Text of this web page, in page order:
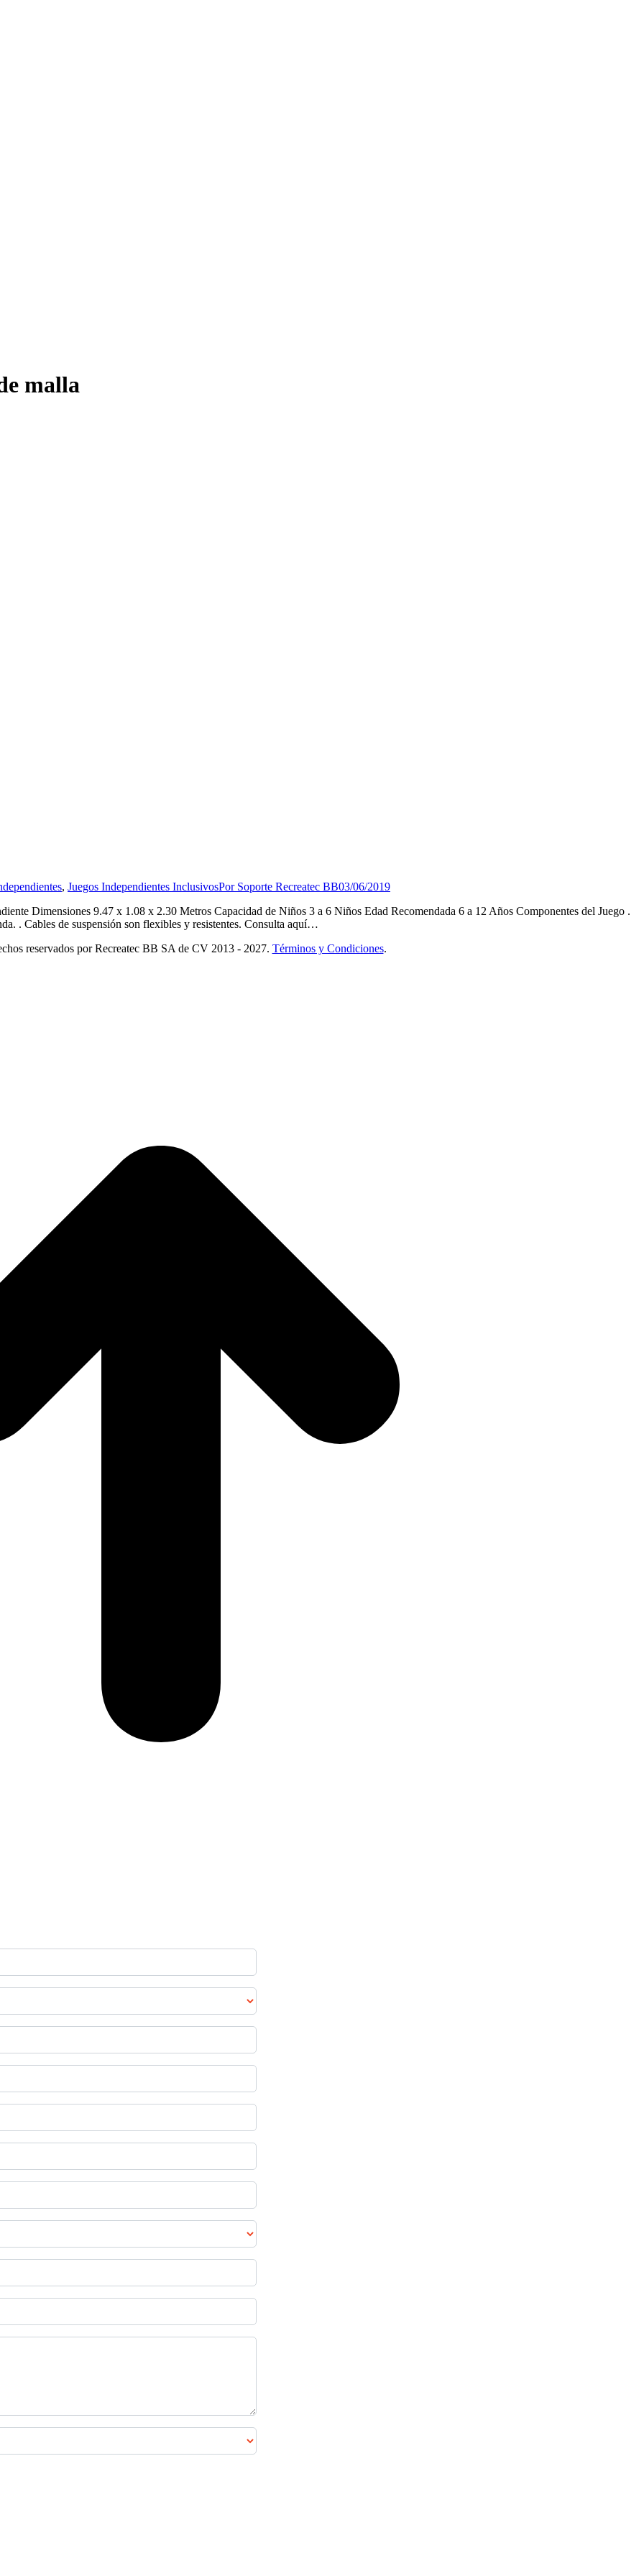
malla
, Juegos Independientes InclusivosPor Soporte Recreatec BB03/06/2019
Dimensiones 9.47 x 1.08 x 2.30 Metros Capacidad de Niños 3 a 6 Niños Edad Recomendada 6 a 12 Años Componentes del Juego .
. Cables de suspensión son flexibles y resistentes. Consulta aquí…
reservados por Recreatec BB SA de CV 2013 - 2027. Términos y Condiciones.